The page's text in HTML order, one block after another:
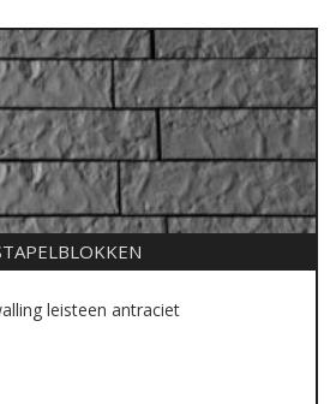
leisteen antraciet